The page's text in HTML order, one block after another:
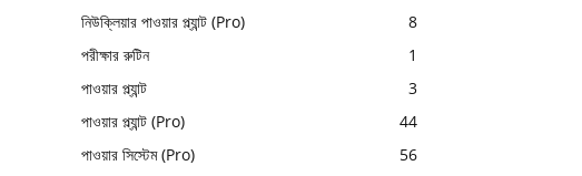
নিউক্লিয়ার পাওয়ার প্ল্যান্ট (Pro)
8
পরীক্ষার রুটিন
1
পাওয়ার প্ল্যান্ট
3
পাওয়ার প্ল্যান্ট (Pro)
44
পাওয়ার সিস্টেম (Pro)
56